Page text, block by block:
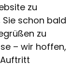
zu
schon bald
zu
– wir hoffen,